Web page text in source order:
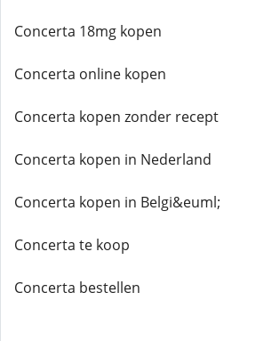
Concerta 18mg kopen
Concerta online kopen
Concerta kopen zonder recept
Concerta kopen in Nederland
Concerta kopen in Belgi&euml;
Concerta te koop
Concerta bestellen